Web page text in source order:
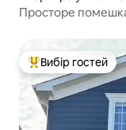
Просторе
Топ вибір гостей
Вибір гостей